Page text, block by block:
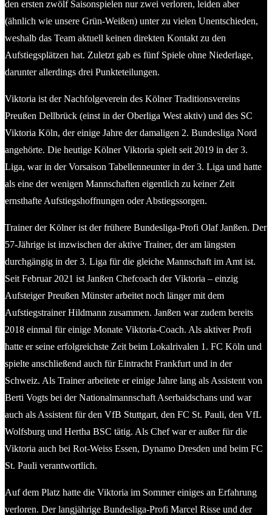
den ersten zwölf Saisonspielen nur zwei verloren, leiden aber
(ähnlich wie unsere Grün-Weißen) unter zu vielen Unentschieden,
weshalb das Team aktuell keinen direkten Kontakt zu den
Aufstiegsplätzen hat. Zuletzt gab es fünf Spiele ohne Niederlage,
darunter allerdings drei Punkteteilungen.
Viktoria ist der Nachfolgeverein des Kölner Traditionsvereins
Preußen Dellbrück (einst in der Oberliga West aktiv) und des SC
Viktoria Köln, der einige Jahre der damaligen 2. Bundesliga Nord
angehörte. Die heutige Kölner Viktoria spielt seit 2019 in der 3.
Liga, war in der Vorsaison Tabellenneunter in der 3. Liga und hatte
als eine der wenigen Mannschaften eigentlich zu keiner Zeit
ernsthafte Aufstiegshoffnungen oder Abstiegssorgen.
Trainer der Kölner ist der frühere Bundesliga-Profi Olaf Janßen. Der
57-Jährige ist inzwischen der aktive Trainer, der am längsten
durchgängig in der 3. Liga für die gleiche Mannschaft im Amt ist.
Seit Februar 2021 ist Janßen Chefcoach der Viktoria – einzig
Aufsteiger Preußen Münster arbeitet noch länger mit dem
Aufstiegstrainer Hildmann zusammen. Janßen war zudem bereits
2018 einmal für einige Monate Viktoria-Coach. Als aktiver Profi
hatte er seine erfolgreichste Zeit beim Lokalrivalen 1. FC Köln und
spielte anschließend auch für Eintracht Frankfurt und in der
Schweiz. Als Trainer arbeitete er einige Jahre lang als Assistent von
Berti Vogts bei der Nationalmannschaft Aserbaidschans und war
auch als Assistent für den VfB Stuttgart, den FC St. Pauli, den VfL
Wolfsburg und Hertha BSC tätig. Als Chef war er außer für die
Viktoria auch bei Rot-Weiss Essen, Dynamo Dresden und beim FC
St. Pauli verantwortlich.
Auf dem Platz hatte die Viktoria im Sommer einiges an Erfahrung
verloren. Der langjährige Bundesliga-Profi Marcel Risse und der